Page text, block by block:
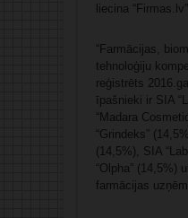
liecina
“Farmācijas,
tehnoloģiju
reģistrēts
īpašnieki ir SIA
“Madara
“Grindeks”
(14,5%), SIA
“Olpha” (14,5%)
farmācijas